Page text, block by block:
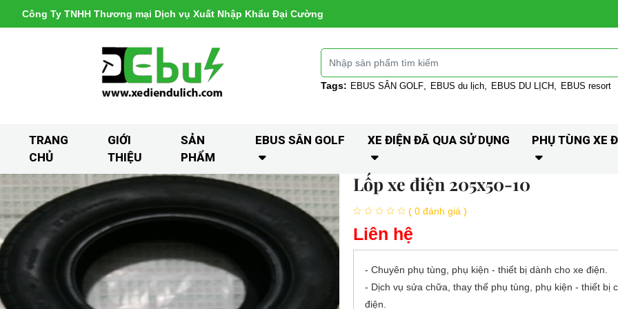
Công Ty TNHH Thương mại Dịch vụ Xuất Nhập Khẩu Đại Cường
Tags: EBUS SÂN GOLF EBUS du lịch EBUS DU LỊCH EBUS resort
TRANG
CHỦ
GIỚI
THIỆU
SẢN
PHẨM
EBUS SÂN GOLF XE ĐIỆN ĐÃ QUA SỬ DỤNG PHỤ TÙNG XE
Lốp xe điện 205x50-10
( 0 đánh giá )
Liên hệ
- Chuyên phụ tùng, phụ kiện - thiết bị dành cho xe điện.
- Dịch vụ sửa chữa, thay thế phụ tùng, phụ kiện - thiết bị
điện.